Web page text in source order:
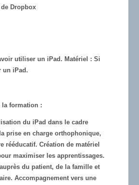
Dropbox
utiliser un iPad. Matériel : Si
un iPad.
la formation :
du iPad dans le cadre
prise en charge orthophonique,
rééducatif. Création de matériel
maximiser les apprentissages.
du patient, de la famille et
Accompagnement vers une